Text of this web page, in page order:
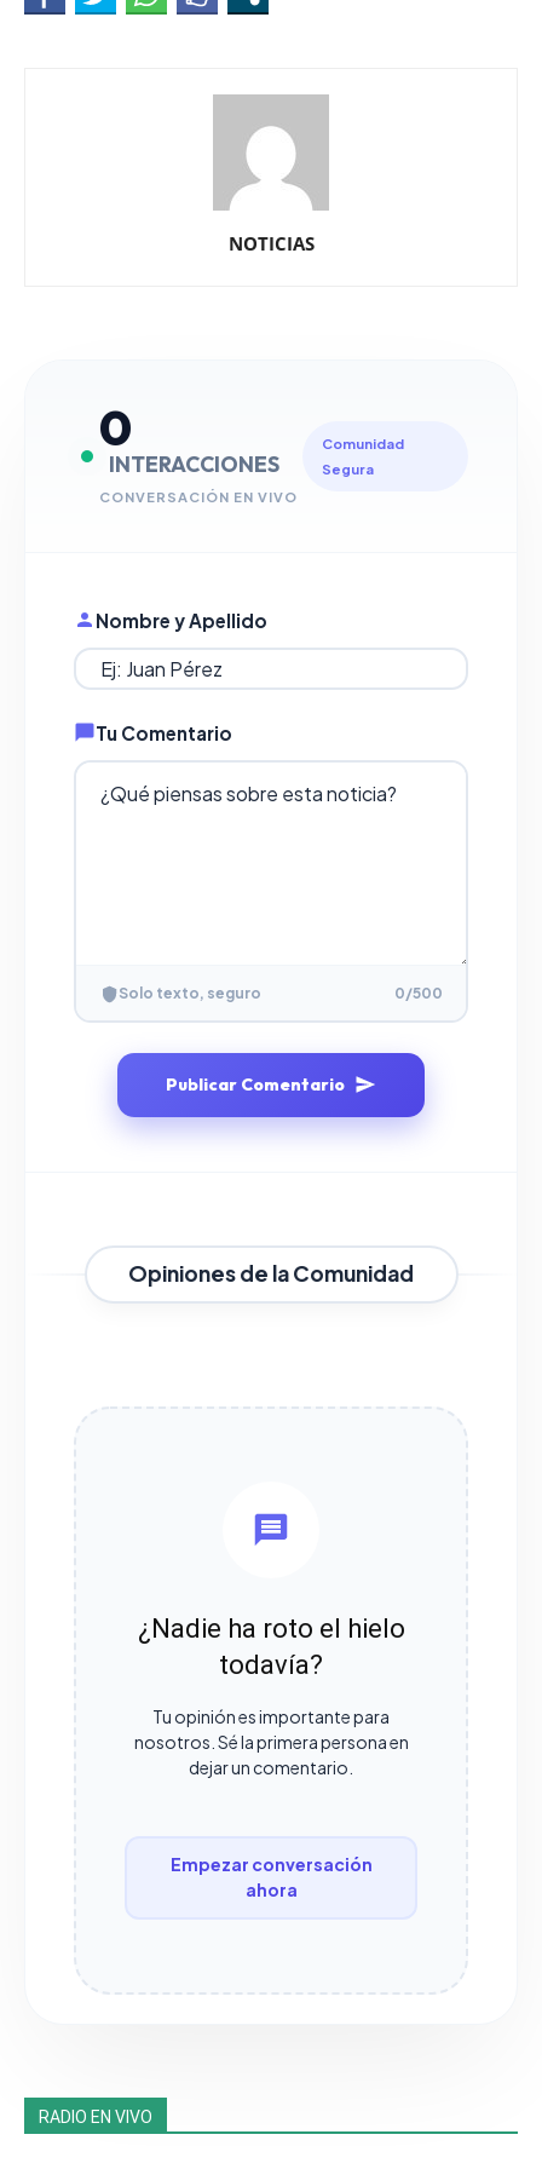
NOTICIAS
0
INTERACCIONES
CONVERSACIÓN EN VIVO
Comunidad
Segura
Nombre y Apellido
Tu Comentario
Solo texto, seguro 0/500
Publicar Comentario
Opiniones de la Comunidad
¿Nadie ha roto el hielo
todavía?
Tu opinión es importante para
nosotros. Sé la primera persona en
dejar un comentario.
Empezar conversación
ahora
RADIO EN VIVO